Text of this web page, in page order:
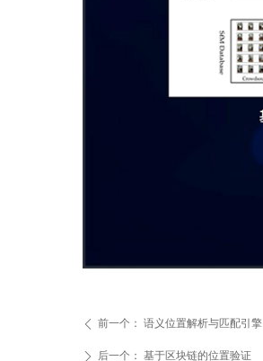
ꄴ 前一个： 语义位置解析与匹配引擎
ꄲ 后一个： 基于区块链的位置验证